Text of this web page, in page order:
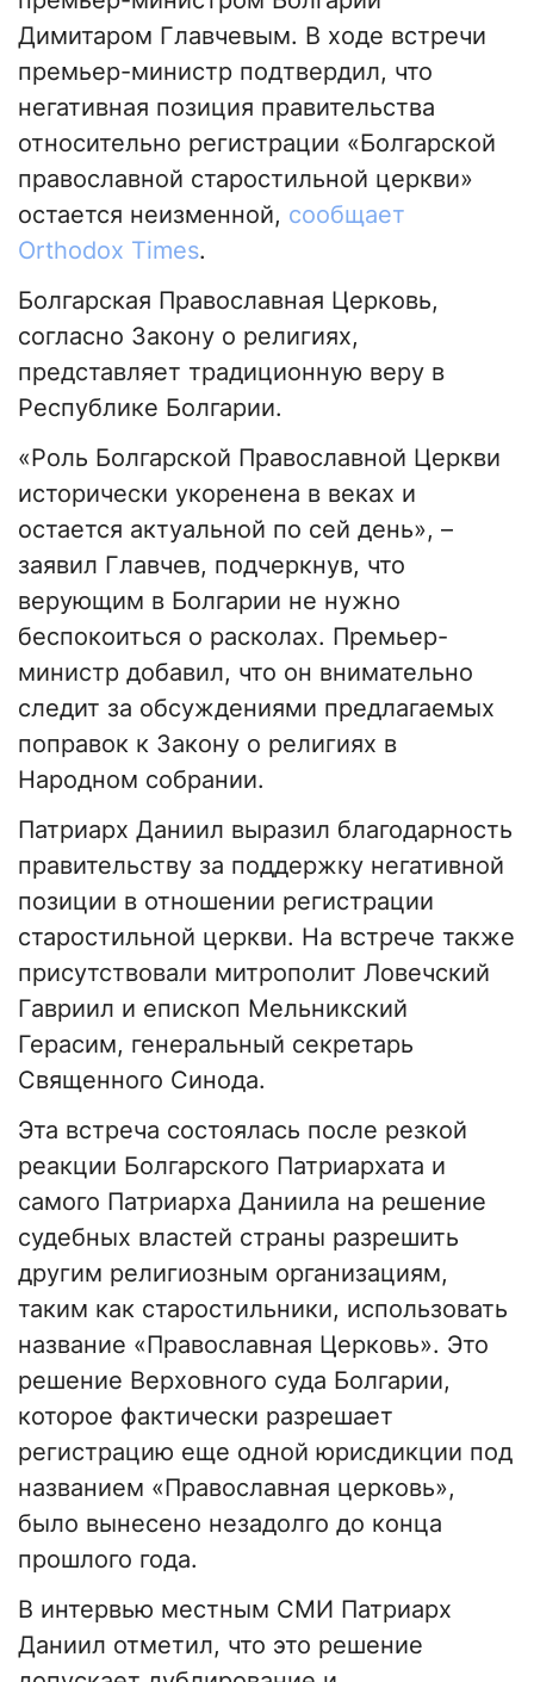
Димитаром Главчевым. В ходе встречи
премьер-министр подтвердил, что
негативная позиция правительства
относительно регистрации «Болгарской
православной старостильной церкви»
остается неизменной, сообщает
Orthodox Times.
Болгарская Православная Церковь,
согласно Закону о религиях,
представляет традиционную веру в
Республике Болгарии.
«Роль Болгарской Православной Церкви
исторически укоренена в веках и
остается актуальной по сей день», –
заявил Главчев, подчеркнув, что
верующим в Болгарии не нужно
беспокоиться о расколах. Премьер-
министр добавил, что он внимательно
следит за обсуждениями предлагаемых
поправок к Закону о религиях в
Народном собрании.
Патриарх Даниил выразил благодарность
правительству за поддержку негативной
позиции в отношении регистрации
старостильной церкви. На встрече также
присутствовали митрополит Ловечский
Гавриил и епископ Мельникский
Герасим, генеральный секретарь
Священного Синода.
Эта встреча состоялась после резкой
реакции Болгарского Патриархата и
самого Патриарха Даниила на решение
судебных властей страны разрешить
другим религиозным организациям,
таким как старостильники, использовать
название «Православная Церковь». Это
решение Верховного суда Болгарии,
которое фактически разрешает
регистрацию еще одной юрисдикции под
названием «Православная церковь»,
было вынесено незадолго до конца
прошлого года.
В интервью местным СМИ Патриарх
Даниил отметил, что это решение